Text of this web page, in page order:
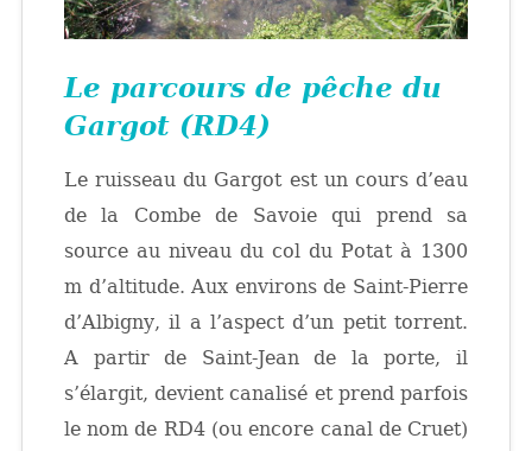
Le parcours de pêche du
Gargot (RD4)
Le ruisseau du Gargot est un cours d’eau
de la Combe de Savoie qui prend sa
source au niveau du col du Potat à 1300
m d’altitude. Aux environs de Saint-Pierre
d’Albigny, il a l’aspect d’un petit torrent.
A partir de Saint-Jean de la porte, il
s’élargit, devient canalisé et prend parfois
le nom de RD4 (ou encore canal de Cruet)